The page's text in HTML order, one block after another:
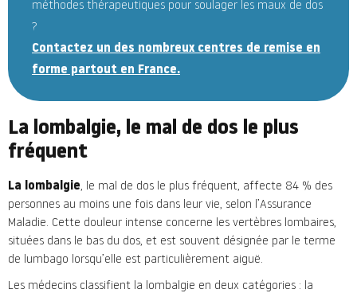
méthodes thérapeutiques pour soulager les maux de dos
?
Contactez un des nombreux centres de remise en
forme partout en France.
La lombalgie, le mal de dos le plus
fréquent
La lombalgie, le mal de dos le plus fréquent, affecte 84 % des
personnes au moins une fois dans leur vie, selon l’Assurance
Maladie. Cette douleur intense concerne les vertèbres lombaires,
situées dans le bas du dos, et est souvent désignée par le terme
de lumbago lorsqu’elle est particulièrement aiguë.
Les médecins classifient la lombalgie en deux catégories : la